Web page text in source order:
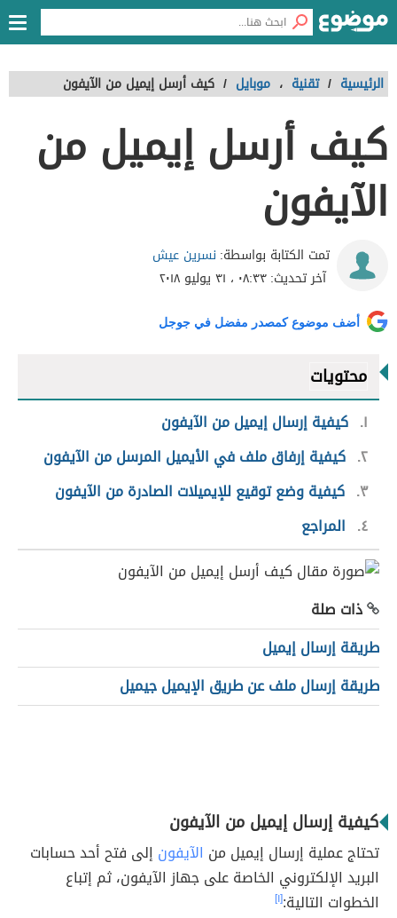
الرئيسية / تقنية ، موبايل / كيف أرسل إيميل من الآيفون
كيف أرسل إيميل من
الآيفون
تمت الكتابة بواسطة: نسرين عيش
آخر تحديث:٠٨:٣٣ ، ٣١ يوليو ٢٠١٨
أضف موضوع كمصدر مفضل في جوجل
محتويات
١ كيفية إرسال إيميل من الآيفون
٢ كيفية إرفاق ملف في الأيميل المرسل من الآيفون
٣ كيفية وضع توقيع للإيميلات الصادرة من الآيفون
٤
المراجع
ذات صلة
طريقة إرسال إيميل
طريقة إرسال ملف عن طريق الإيميل جيميل
كيفية إرسال إيميل من الآيفون
تحتاج عملية إرسال إيميل من الآيفون إلى فتح أحد حسابات
البريد الإلكتروني الخاصة على جهاز الآيفون، ثم إتباع
الخطوات التالية:[١]